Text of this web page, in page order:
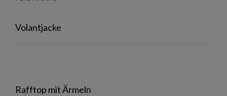
Volantjacke
Rafftop mit Ärmeln